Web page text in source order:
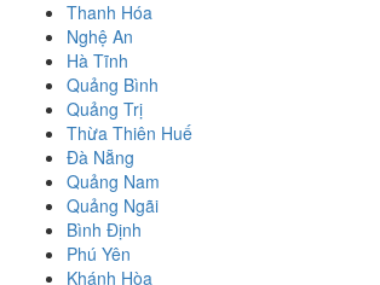
Thanh Hóa
Nghệ An
Hà Tĩnh
Quảng Bình
Quảng Trị
Thừa Thiên Huế
Đà Nẵng
Quảng Nam
Quảng Ngãi
Bình Định
Phú Yên
Khánh Hòa